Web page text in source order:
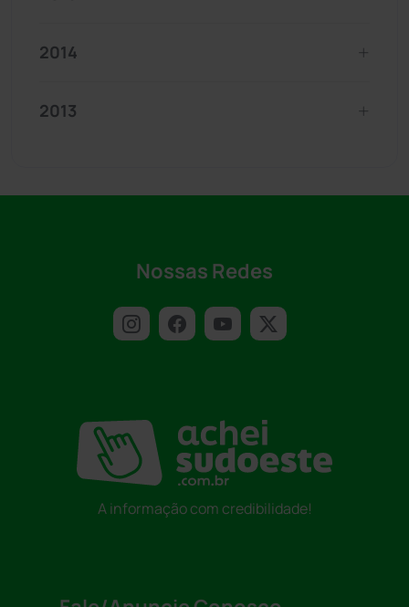
2014
2013
Nossas Redes
A informação com credibilidade!